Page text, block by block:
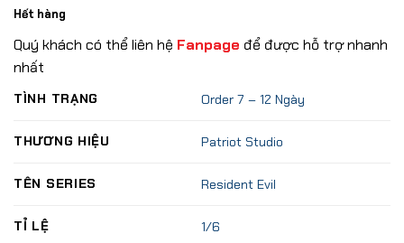
Hết hàng
Quý khách có thể liên hệ Fanpage để được hỗ trợ nhanh
nhất
TÌNH TRẠNG Order 7 – 12 Ngày
THƯƠNG HIỆU Patriot Studio
TÊN SERIES Resident Evil
TỈ LỆ 1/6